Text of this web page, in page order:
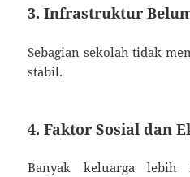
3. Infrastruktur
Sebagian sekolah tidak
stabil.
4. Faktor Sosial dan
Banyak keluarga lebih